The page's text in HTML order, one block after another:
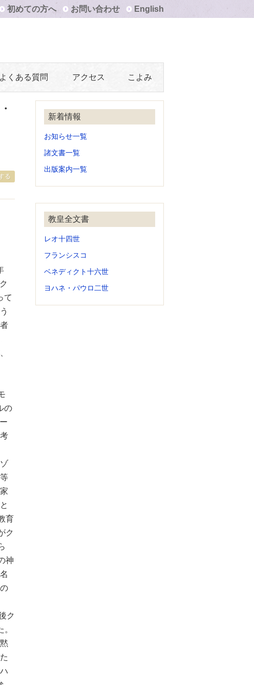
初めての方へ お問い合わせ English
よくある質問 アクセス こよみ
る
て
の
育
ク
神
ク
新着情報
お知らせ一覧
諸文書一覧
出版案内一覧
教皇全文書
レオ十四世
フランシスコ
ベネディクト十六世
ヨハネ・パウロ二世